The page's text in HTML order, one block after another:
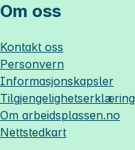
Om oss
Kontakt oss
Personvern
Informasjonskapsler
Tilgjengelighetserklæring
Om arbeidsplassen.no
Nettstedkart